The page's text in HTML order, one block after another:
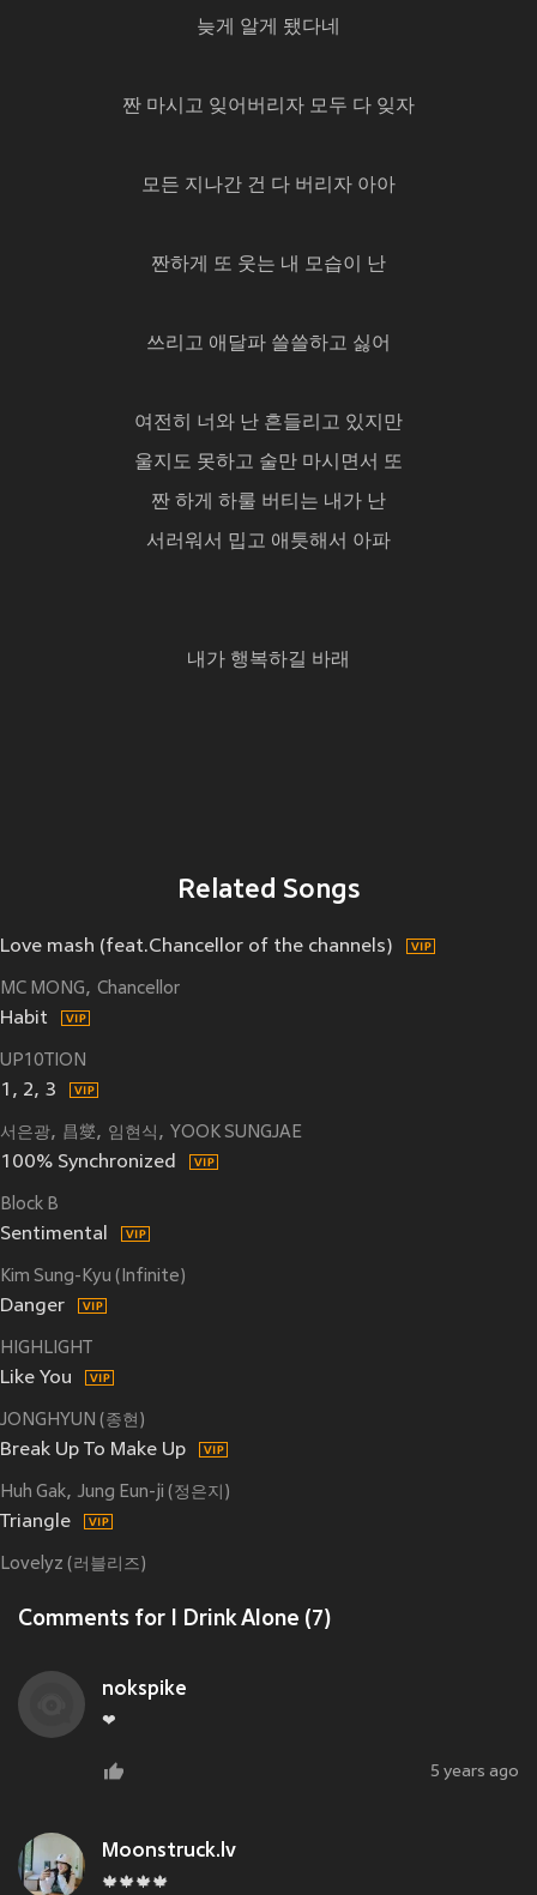
늦게 알게 됐다네
짠 마시고 잊어버리자 모두 다 잊자
모든 지나간 건 다 버리자 아아
짠하게 또 웃는 내 모습이 난
쓰리고 애달파 쓸쓸하고 싫어
여전히 너와 난 흔들리고 있지만
울지도 못하고 술만 마시면서 또
짠 하게 하룰 버티는 내가 난
서러워서 밉고 애틋해서 아파
내가 행복하길 바래
Related Songs
Love mash (feat.Chancellor of the channels)
MC MONG Chancellor
Habit
UP10TION
1, 2, 3
서은광 昌燮 임현식 YOOK SUNGJAE
100% Synchronized
Block B
Sentimental
Kim Sung-Kyu (Infinite)
Danger
HIGHLIGHT
Like You
JONGHYUN (종현)
Break Up To Make Up
Huh Gak Jung Eun-ji (정은지)
Triangle
Lovelyz (러블리즈)
Comments for I Drink Alone (7)
nokspike
❤
5 years ago
Moonstruck.lv
🍁🍁🍁🍁